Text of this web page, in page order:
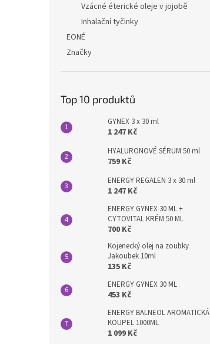
Vzácné éterické oleje v jojobě
Inhalační tyčinky
EONÉ
Značky
Top 10 produktů
GYNEX 3 x 30 ml
1 247 Kč
HYALURONOVÉ SÉRUM 50 ml
759 Kč
ENERGY REGALEN 3 x 30 ml
1 247 Kč
ENERGY GYNEX 30 ML +
CYTOVITAL KRÉM 50 ML
700 Kč
Kojenecký olej na zoubky
Jakoubek 10ml
135 Kč
ENERGY GYNEX 30 ML
453 Kč
ENERGY BALNEOL AROMATICKÁ
KOUPEL 1000ML
1 099 Kč